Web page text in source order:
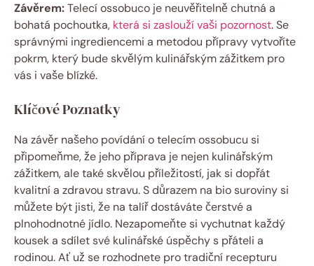
Závěrem:Telecí ossobuco je neuvěřitelně chutná a
bohatá pochoutka, která si zaslouží vaši pozornost. Se
správnými ingrediencemi a metodou přípravy vytvoříte
pokrm, který bude skvělým kulinářským zážitkem pro
vás i vaše blízké.
Klíčové Poznatky
Na závěr našeho povídání o telecím ossobucu si
připomeňme, že jeho příprava je nejen kulinářským
zážitkem, ale také skvělou příležitostí, jak si dopřát
kvalitní a zdravou stravu. S důrazem na bio suroviny si
můžete být jisti, že na talíř dostáváte čerstvé a
plnohodnotné jídlo. Nezapomeňte si vychutnat každý
kousek a sdílet své kulinářské úspěchy s přáteli a
rodinou. Ať už se rozhodnete pro tradiční recepturu